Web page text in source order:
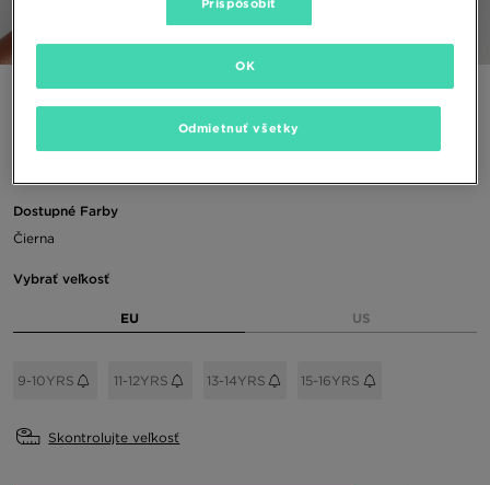
ADIDAS TRIČKO 3S ESS CORE T BLK
13,00 €
Dostupné Farby
Čierna
Vybrať veľkosť
EU US
9-10YRS 11-12YRS 13-14YRS 15-16YRS
Skontrolujte veľkosť
Prispôsobiť
Odmietnuť všetky
OK